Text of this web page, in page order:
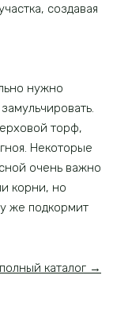
создавая
нужно
торф,
Некоторые
очень важно
корни, но
же подкормит
каталог →